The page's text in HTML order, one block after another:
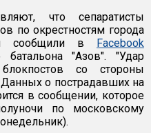
что сепаратисты
по окрестностям города
сообщили в Facebook
батальона "Азов". "Удар
со стороны
Данных о пострадавших на
в сообщении, которое
по московскому